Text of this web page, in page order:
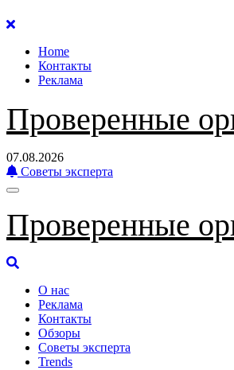
Перейти
содержанию
Home
Контакты
Реклама
Проверенные
07.08.2026
Советы эксперта
Проверенные
О нас
Реклама
Контакты
Обзоры
Советы эксперта
Trends